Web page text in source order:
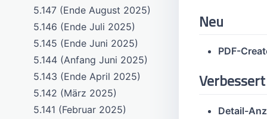
5.147 (Ende August 2025)
5.146 (Ende Juli 2025)
5.145 (Ende Juni 2025)
5.144 (Anfang Juni 2025)
5.143 (Ende April 2025)
5.142 (März 2025)
5.141 (Februar 2025)
Neu
PDF-
Verbessert
Detail-